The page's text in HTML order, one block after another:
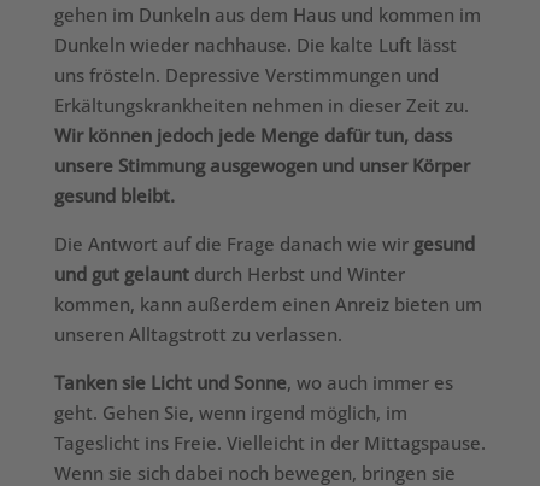
gehen im Dunkeln aus dem Haus und kommen im
Dunkeln wieder nachhause. Die kalte Luft lässt
uns frösteln. Depressive Verstimmungen und
Erkältungskrankheiten nehmen in dieser Zeit zu.
Wir können jedoch jede Menge dafür tun, dass
unsere Stimmung ausgewogen und unser Körper
gesund bleibt.
Die Antwort auf die Frage danach wie wir gesund
und gut gelauntdurch Herbst und Winter
kommen, kann außerdem einen Anreiz bieten um
unseren Alltagstrott zu verlassen.
Tanken sie Licht und Sonne, wo auch immer es
geht. Gehen Sie, wenn irgend möglich, im
Tageslicht ins Freie. Vielleicht in der Mittagspause.
Wenn sie sich dabei noch bewegen, bringen sie